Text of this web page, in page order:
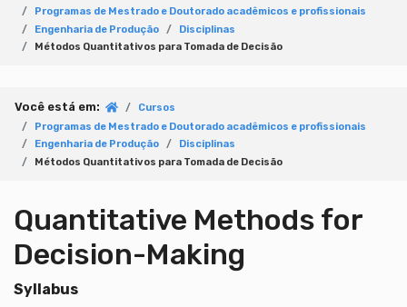
Programas de Mestrado e Doutorado acadêmicos e profissionais
Engenharia de Produção
Disciplinas
Métodos Quantitativos para Tomada de Decisão
Você está em:
Cursos
Programas de Mestrado e Doutorado acadêmicos e profissionais
Engenharia de Produção
Disciplinas
Métodos Quantitativos para Tomada de Decisão
Quantitative Methods for
Decision-Making
Syllabus